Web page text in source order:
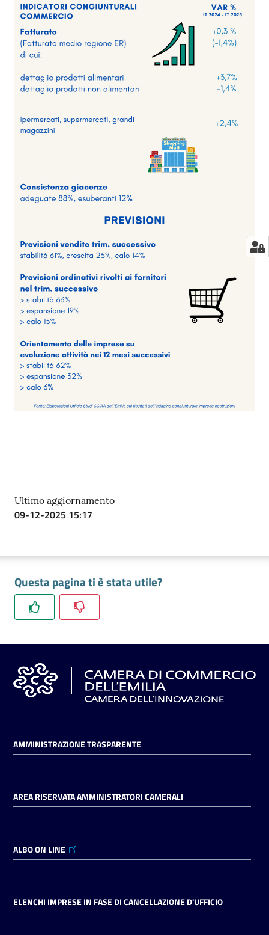
Ultimo aggiornamento
09-12-2025 15:17
Questa pagina ti è stata utile?
AMMINISTRAZIONE TRASPARENTE
AREA RISERVATA AMMINISTRATORI CAMERALI
ALBO ON LINE
ELENCHI IMPRESE IN FASE DI CANCELLAZIONE D'UFFICIO